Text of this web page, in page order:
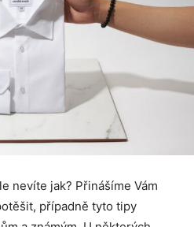
nevíte jak? Přinášíme Vám
případně tyto tipy